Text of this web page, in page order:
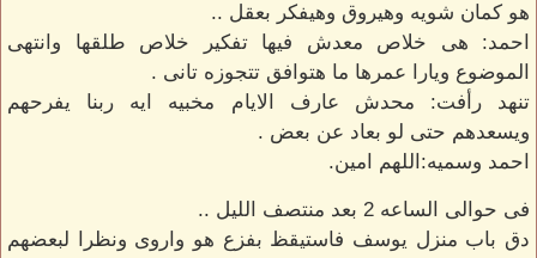
هو كمان شويه وهيروق وهيفكر بعقل ..
احمد: هى خلاص معدش فيها تفكير خلاص طلقها وانتهى
الموضوع ويارا عمرها ما هتوافق تتجوزه تانى .
تنهد رأفت: محدش عارف الايام مخبيه ايه ربنا يفرحهم
ويسعدهم حتى لو بعاد عن بعض .
احمد وسميه:اللهم امين.
فى حوالى الساعه 2 بعد منتصف الليل ..
دق باب منزل يوسف فاستيقظ بفزع هو واروى ونظرا لبعضهم